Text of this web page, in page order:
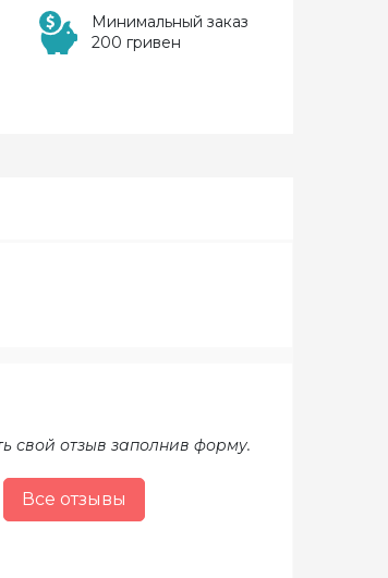
Минимальный заказ
200 гривен
свой отзыв заполнив форму.
Все отзывы